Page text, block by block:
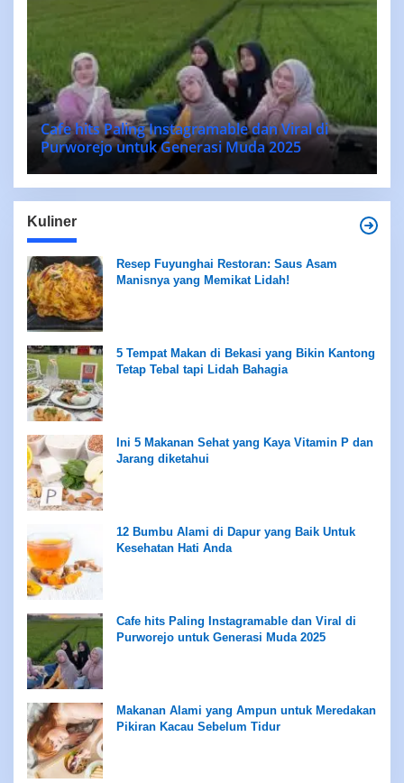
Cafe hits Paling Instagramable dan Viral di
Purworejo untuk Generasi Muda 2025
Kuliner
Resep Fuyunghai Restoran: Saus Asam
Manisnya yang Memikat Lidah!
5 Tempat Makan di Bekasi yang Bikin Kantong
Tetap Tebal tapi Lidah Bahagia
Ini 5 Makanan Sehat yang Kaya Vitamin P dan
Jarang diketahui
12 Bumbu Alami di Dapur yang Baik Untuk
Kesehatan Hati Anda
Cafe hits Paling Instagramable dan Viral di
Purworejo untuk Generasi Muda 2025
Makanan Alami yang Ampun untuk Meredakan
Pikiran Kacau Sebelum Tidur